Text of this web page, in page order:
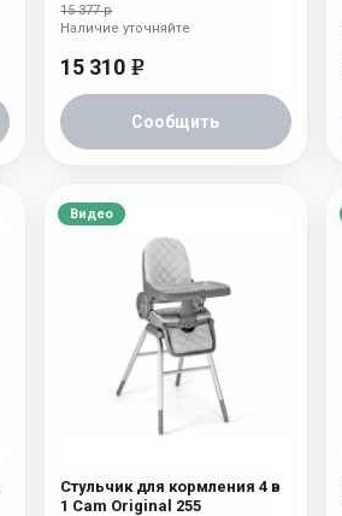
15 377 р
15 310 e
Сообщить
Наличие уточняйте
Видео
Стульчик для кормления 4 в
1 Cam Original 255